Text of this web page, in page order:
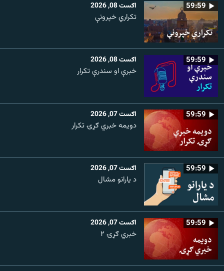
59:59 اګست 08, 2026
تکراري خپرونې
59:59 اګست 08, 2026
خبرې او سندرې تکرار
59:59 اګست 07, 2026
دویمه خبري ګړۍ تکرار
59:59 اګست 07, 2026
د یارانو مشال
59:59 اګست 07, 2026
خبري ګړۍ ۲